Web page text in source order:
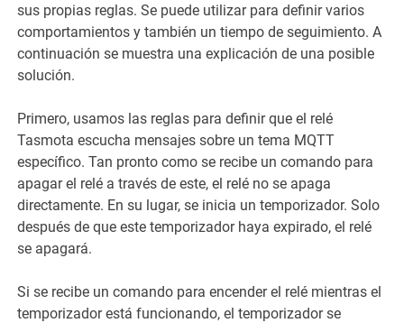
sus propias reglas. Se puede utilizar para definir varios
comportamientos y también un tiempo de seguimiento. A
continuación se muestra una explicación de una posible
solución.
Primero, usamos las reglas para definir que el relé
Tasmota escucha mensajes sobre un tema MQTT
específico. Tan pronto como se recibe un comando para
apagar el relé a través de este, el relé no se apaga
directamente. En su lugar, se inicia un temporizador. Solo
después de que este temporizador haya expirado, el relé
se apagará.
Si se recibe un comando para encender el relé mientras el
temporizador está funcionando, el temporizador se